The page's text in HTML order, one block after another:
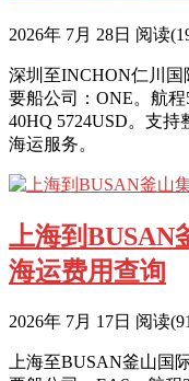
2026年 7月 28日 阅读
深圳至INCHON仁川
要船公司：ONE。航程
40HQ 5724USD。支
海运服务。
上海到BUSAN
海运费用查询
2026年 7月 17日 阅读
上海至BUSAN釜山国